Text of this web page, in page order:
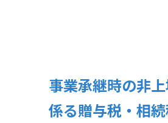
事業承継時の非
係る贈与税・相